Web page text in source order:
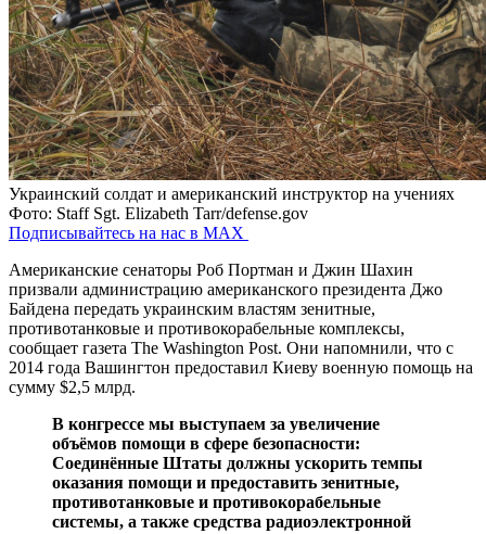
Украинский солдат и американский инструктор на учениях
Фото: Staff Sgt. Elizabeth Tarr/defense.gov
Подписывайтесь на нас в MAX
Американские сенаторы Роб Портман и Джин Шахин
призвали администрацию американского президента Джо
Байдена передать украинским властям зенитные,
противотанковые и противокорабельные комплексы,
сообщает газета The Washington Post. Они напомнили, что с
2014 года Вашингтон предоставил Киеву военную помощь на
сумму $2,5 млрд.
В конгрессе мы выступаем за увеличение
объёмов помощи в сфере безопасности:
Соединённые Штаты должны ускорить темпы
оказания помощи и предоставить зенитные,
противотанковые и противокорабельные
системы, а также средства радиоэлектронной